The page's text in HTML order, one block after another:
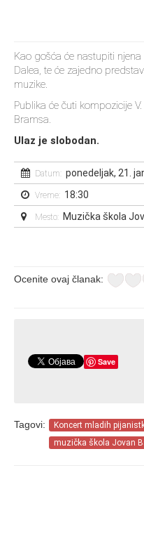
Kao gošća će nastupiti
Dalea, te će zajedno
muzike.
Publika će čuti kompozicije
Bramsa.
Ulaz je slobodan.
Datum: ponedeljak, 21.
Vreme: 18:30
Mesto: Muzička škola
Ocenite ovaj članak:
Save
Tagovi: Koncert mladih
muzička škola Jovan